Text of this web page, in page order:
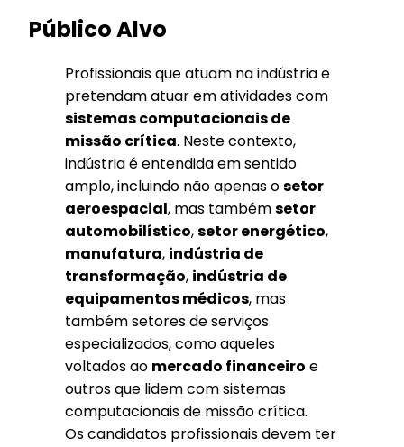
Público Alvo
Profissionais que atuam na indústria e
pretendam atuar em atividades com
sistemas computacionais de
missão crítica. Neste contexto,
indústria é entendida em sentido
amplo, incluindo não apenas osetor
aeroespacial, mas tambémsetor
automobilístico,setor energético,
manufatura, indústria de
transformação, indústria de
equipamentos médicos, mas
também setores de serviços
especializados, como aqueles
voltados ao mercado financeiro e
outros que lidem com sistemas
computacionais de missão crítica.
Os candidatos profissionais devem ter